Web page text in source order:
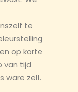
te
op korte
van tijd
ware zelf.